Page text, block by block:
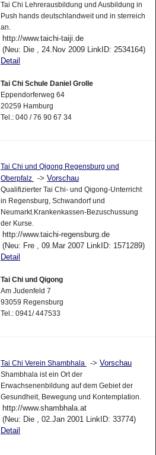
Tai Chi Lehrerausbildung und Ausbildung in
Push hands deutschlandweit und in sterreich
an.
http://www.taichi-taiji.de
(Neu: Die , 24.Nov 2009 LinkID: 2534164)
Detail
Tai Chi Schule Daniel Grolle
Eppendorferweg 64
20259 Hamburg
Tel.: 040 / 76 90 67 34
Tai Chi und Qigong Regensburg und
Oberpfalz
-> Vorschau
Qualifizierter Tai Chi- und Qigong-Unterricht
in Regensburg, Schwandorf und
Neumarkt.Krankenkassen-Bezuschussung
der Kurse.
http://www.taichi-regensburg.de
(Neu: Fre , 09.Mar 2007 LinkID: 1571289)
Detail
Tai Chi und Qigong
Am Judenfeld 7
93059 Regensburg
Tel.: 0941/ 447533
Tai Chi Verein Shambhala -> Vorschau
Shambhala ist ein Ort der
Erwachsenenbildung auf dem Gebiet der
Gesundheit, Bewegung und Kontemplation.
http://www.shambhala.at
(Neu: Die , 02.Jan 2001 LinkID: 33774)
Detail